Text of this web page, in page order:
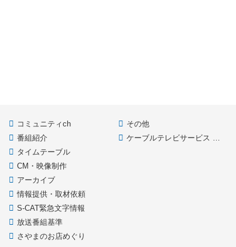
コミュニティch
番組紹介
タイムテーブル
CM・映像制作
アーカイブ
情報提供・取材依頼
S-CAT緊急文字情報
放送番組基準
さやまのお店めぐり
その他
ケーブルテレビサービス HOME